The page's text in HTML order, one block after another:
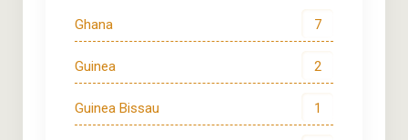
Ghana 7
Guinea 2
Guinea Bissau 1